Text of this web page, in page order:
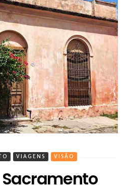
VIAGENS VISÃO